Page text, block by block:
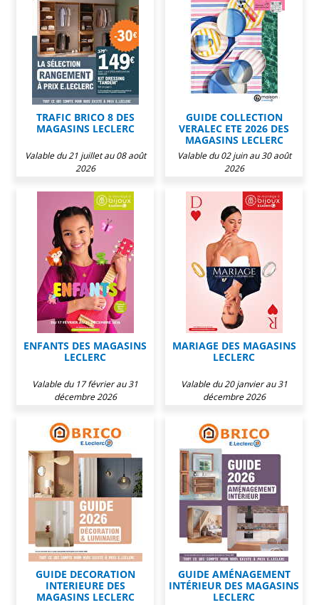
TRAFIC BRICO 8 DES
MAGASINS LECLERC
Valable du 21 juillet au 08 août
2026
GUIDE COLLECTION
VERALEC ETE 2026 DES
MAGASINS LECLERC
Valable du 02 juin au 30 août
2026
ENFANTS DES MAGASINS
LECLERC
Valable du 17 février au 31
décembre 2026
MARIAGE DES MAGASINS
LECLERC
Valable du 20 janvier au 31
décembre 2026
GUIDE DECORATION
INTERIEURE DES
MAGASINS LECLERC
GUIDE AMÉNAGEMENT
INTÉRIEUR DES MAGASINS
LECLERC